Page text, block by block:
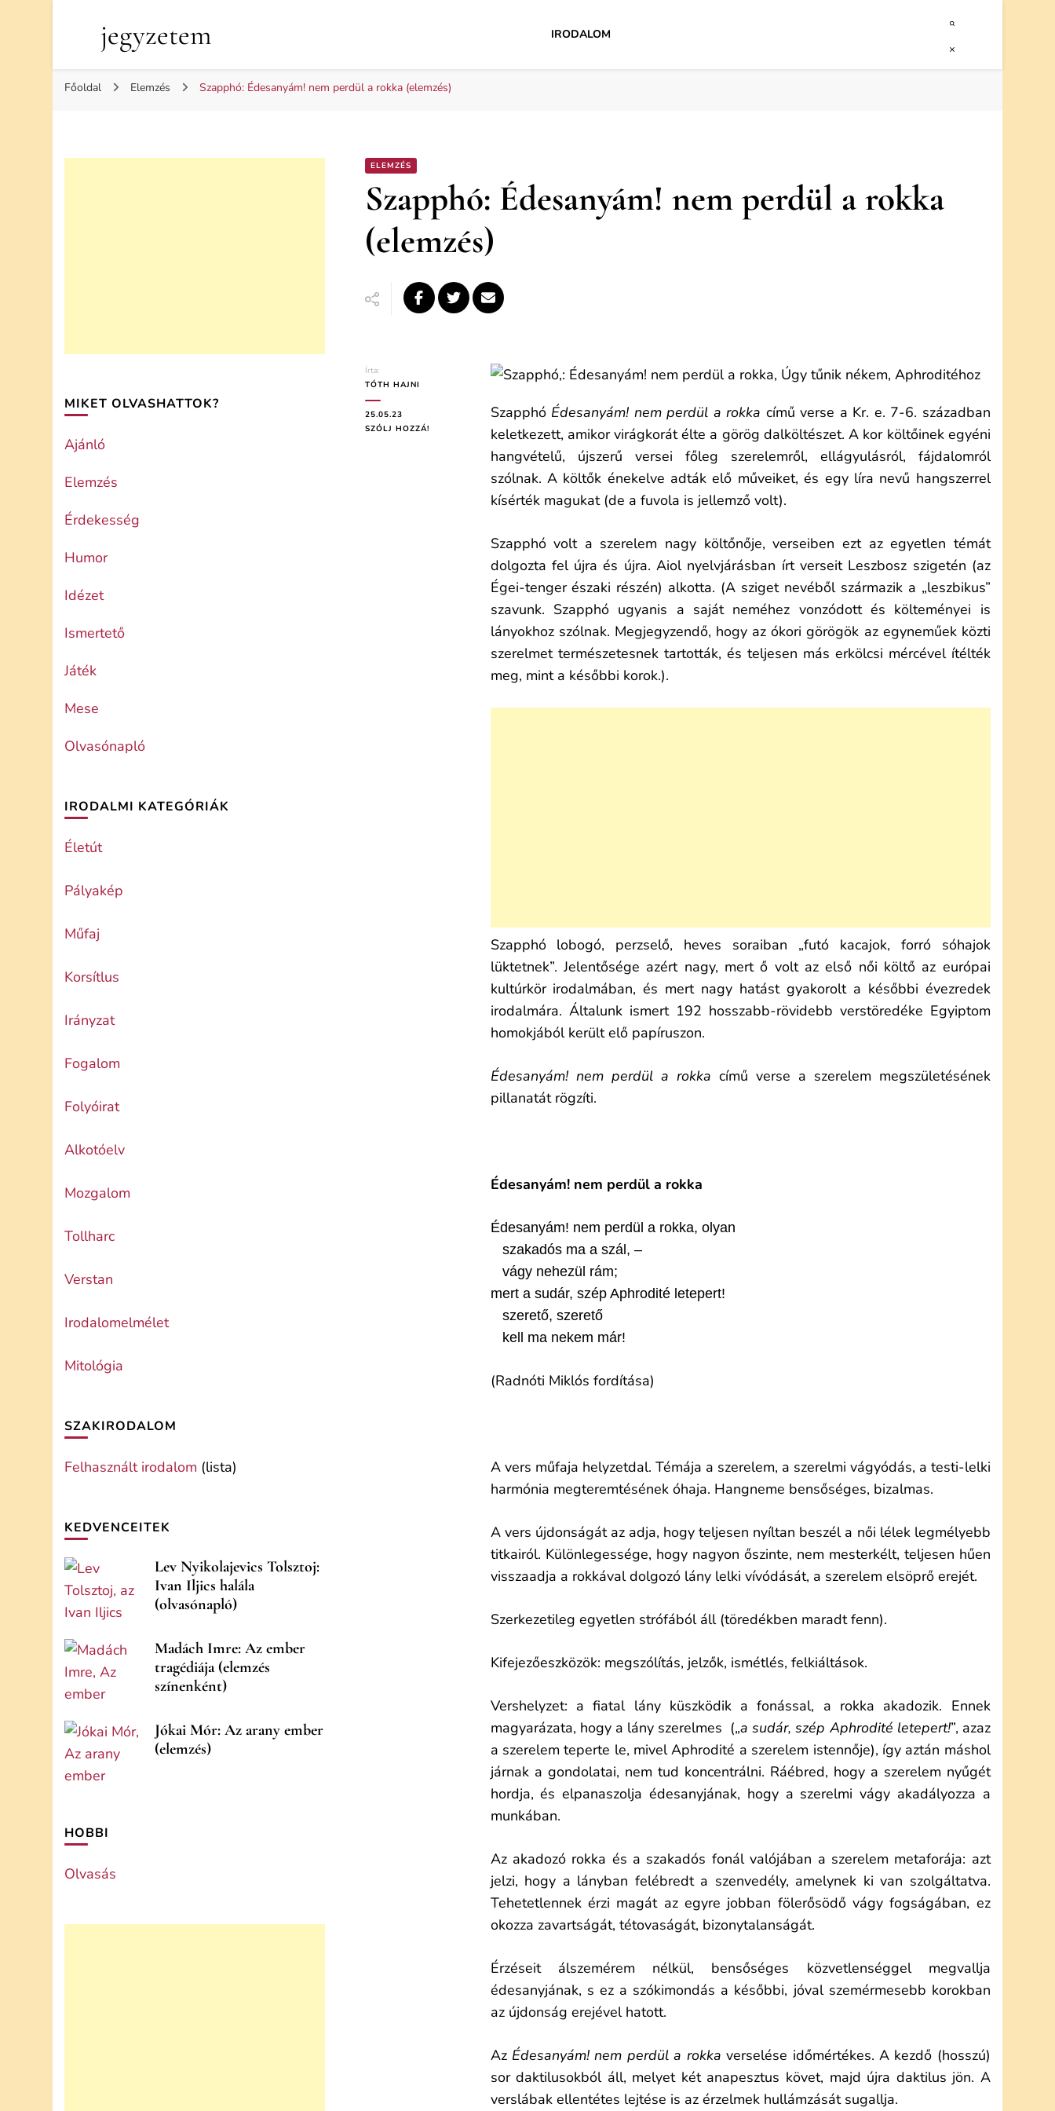
jegyzetem IRODALOM
Főoldal Elemzés Szapphó: Édesanyám! nem perdül a rokka (elemzés)
ELEMZÉS
Szapphó: Édesanyám! nem perdül a rokka
(elemzés)
Írta:
TÓTH HAJNI
25.05.23
SZÓLJ HOZZÁ!ON
Szapphó Édesanyám! nem perdül a rokka című verse a Kr. e. 7-6. században
keletkezett, amikor virágkorát élte a görög dalköltészet. A kor költőinek egyéni
hangvételű, újszerű versei főleg szerelemről, ellágyulásról, fájdalomról
szólnak. A költők énekelve adták elő műveiket, és egy líra nevű hangszerrel
kísérték magukat (de a fuvola is jellemző volt).
Szapphó volt a szerelem nagy költőnője, verseiben ezt az egyetlen témát
dolgozta fel újra és újra. Aiol nyelvjárásban írt verseit Leszbosz szigetén (az
Égei-tenger északi részén) alkotta. (A sziget nevéből származik a „leszbikus”
szavunk. Szapphó ugyanis a saját neméhez vonzódott és költeményei is
lányokhoz szólnak. Megjegyzendő, hogy az ókori görögök az egyneműek közti
szerelmet természetesnek tartották, és teljesen más erkölcsi mércével ítélték
meg, mint a későbbi korok.).
Szapphó lobogó, perzselő, heves soraiban „futó kacajok, forró sóhajok
lüktetnek”. Jelentősége azért nagy, mert ő volt az első női költő az európai
kultúrkör irodalmában, és mert nagy hatást gyakorolt a későbbi évezredek
irodalmára. Általunk ismert 192 hosszabb-rövidebb verstöredéke Egyiptom
homokjából került elő papíruszon.
Édesanyám! nem perdül a rokka című verse a szerelem megszületésének
pillanatát rögzíti.
Édesanyám! nem perdül a rokka
Édesanyám! nem perdül a rokka, olyan
szakadós ma a szál, –
vágy nehezül rám;
mert a sudár, szép Aphrodité letepert!
szerető, szerető
kell ma nekem már!
(Radnóti Miklós fordítása)
A vers műfaja helyzetdal. Témája a szerelem, a szerelmi vágyódás, a testi-lelki
harmónia megteremtésének óhaja. Hangneme bensőséges, bizalmas.
A vers újdonságát az adja, hogy teljesen nyíltan beszél a női lélek legmélyebb
titkairól. Különlegessége, hogy nagyon őszinte, nem mesterkélt, teljesen hűen
visszaadja a rokkával dolgozó lány lelki vívódását, a szerelem elsöprő erejét.
Szerkezetileg egyetlen strófából áll (töredékben maradt fenn).
Kifejezőeszközök: megszólítás, jelzők, ismétlés, felkiáltások.
Vershelyzet: a fiatal lány küszködik a fonással, a rokka akadozik. Ennek
magyarázata, hogy a lány szerelmes („a sudár, szép Aphrodité letepert!”, azaz
a szerelem teperte le, mivel Aphrodité a szerelem istennője), így aztán máshol
járnak a gondolatai, nem tud koncentrálni. Ráébred, hogy a szerelem nyűgét
hordja, és elpanaszolja édesanyjának, hogy a szerelmi vágy akadályozza a
munkában.
Az akadozó rokka és a szakadós fonál valójában a szerelem metaforája: azt
jelzi, hogy a lányban felébredt a szenvedély, amelynek ki van szolgáltatva.
Tehetetlennek érzi magát az egyre jobban fölerősödő vágy fogságában, ez
okozza zavartságát, tétovaságát, bizonytalanságát.
Érzéseit álszemérem nélkül, bensőséges közvetlenséggel megvallja
édesanyjának, s ez a szókimondás a későbbi, jóval szemérmesebb korokban
az újdonság erejével hatott.
Az Édesanyám! nem perdül a rokka verselése időmértékes. A kezdő (hosszú)
sor daktilusokból áll, melyet két anapesztus követ, majd újra daktilus jön. A
verslábak ellentétes lejtése is az érzelmek hullámzását sugallja.
MIKET OLVASHATTOK?
Ajánló
Elemzés
Érdekesség
Humor
Idézet
Ismertető
Játék
Mese
Olvasónapló
IRODALMI KATEGÓRIÁK
Életút
Pályakép
Műfaj
Korsítlus
Irányzat
Fogalom
Folyóirat
Alkotóelv
Mozgalom
Tollharc
Verstan
Irodalomelmélet
Mitológia
SZAKIRODALOM
Felhasznált irodalom (lista)
KEDVENCEITEK
Lev Nyikolajevics Tolsztoj:
Ivan Iljics halála
(olvasónapló)
Madách Imre: Az ember
tragédiája (elemzés
színenként)
Jókai Mór: Az arany ember
(elemzés)
HOBBI
Olvasás